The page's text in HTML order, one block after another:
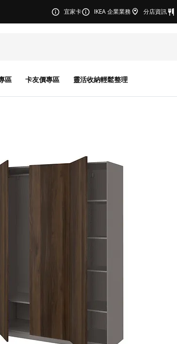
宜家卡 IKEA 企業業務 分店資訊
區 卡友價專區 靈活收納輕鬆整理